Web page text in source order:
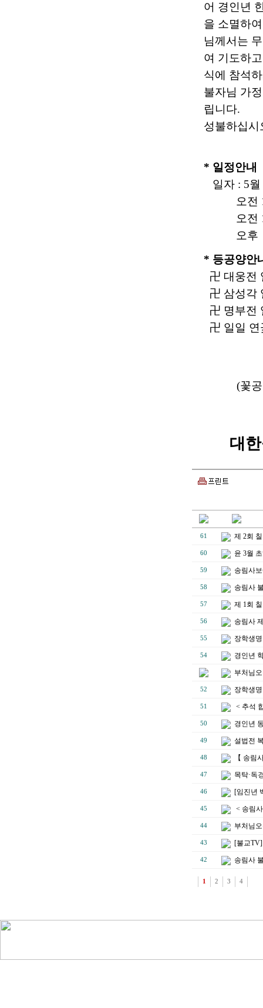
어 경인년
을 소멸하
님께서는
여 기도하
식에 참석
불자님 가
립니다.
성불하십시
* 일정안내
일자 : 5월
오전
오전 11
오후 6
* 등공양안
卍 대웅전
卍 삼성각
卍 명부전
卍 일일
(꽃
대
61 제 2회
60 윤 3월
59 송림사
58 송림사
57 제 1회
56 송림사
55 장학생
54 경인년
부처님
52 장학생
51 < 추석
50 경인년
49 설법전
48 【 송림
47 목탁·독
46 [임진년
45 < 송림
44 부처님
43 [불교
42 송림사
1 2 3 4